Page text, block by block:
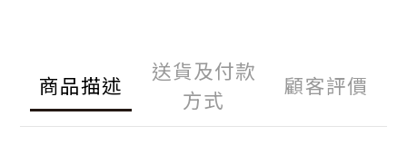
商品描述
送貨及付款
方式
顧客評價